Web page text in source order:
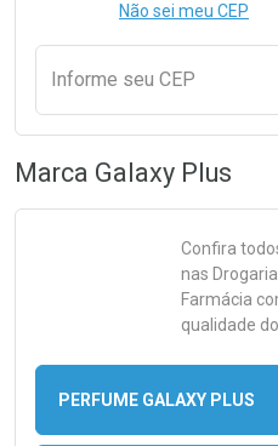
Não sei meu CEP
Informe seu CEP
Marca Galaxy Plus
Confira
nas
Farmácia
qualidade do
PERFUME GALAXY PLUS